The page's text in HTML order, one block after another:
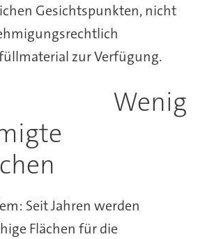
Gesichtspunkten, nicht
zur Verfügung.
Wenig
Seit Jahren werden
Flächen für die